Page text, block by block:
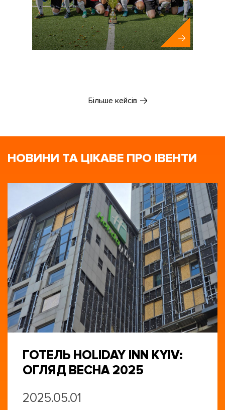
Більше кейсів
НОВИНИ ТА ЦІКАВЕ ПРО ІВЕНТИ
ГОТЕЛЬ HOLIDAY INN KYIV:
ОГЛЯД ВЕСНА 2025
2025.05.01